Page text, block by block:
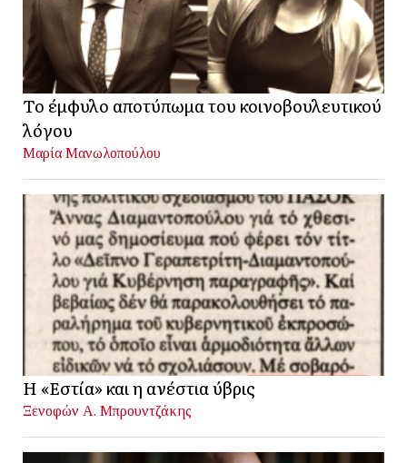
Το έμφυλο αποτύπωμα του κοινοβουλευτικού
λόγου
Μαρία Μανωλοπούλου
Η «Εστία» και η ανέστια ύβρις
Ξενοφών Α. Μπρουντζάκης